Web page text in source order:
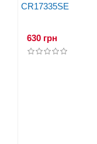
630 грн